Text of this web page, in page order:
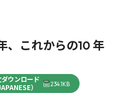
、これからの10 年
ウンロード
）
234.1KB